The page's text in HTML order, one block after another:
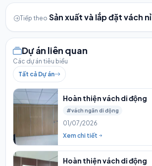
Tiếp theo Sản xuất và lắp đặt vách nỉ
Dự án liên quan
Các dự án tiêu biểu
Tất cả Dự án
Hoàn thiện vách di động
#vách ngăn di động
01/07/2026
Xem chi tiết
Hoàn thiện vách di động